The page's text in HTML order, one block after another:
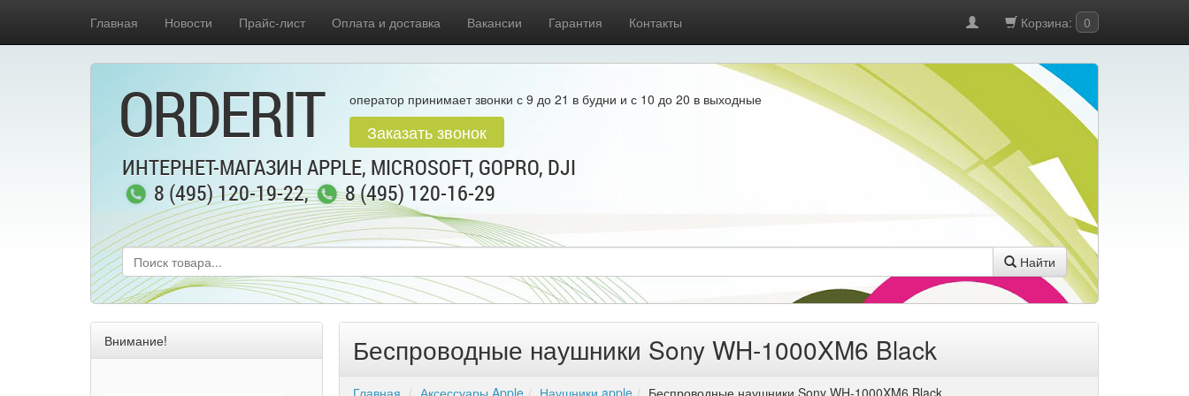
Главная Новости Прайс-лист Оплата и доставка Вакансии Гарантия Контакты Корзина: 0
ORDERIT оператор принимает звонки с 9 до 21 в будни и с 10 до 20 в выходные
Заказать звонок
ИНТЕРНЕТ-МАГАЗИН APPLE, MICROSOFT, GOPRO, DJI
8 (495) 120-19-22, 8 (495) 120-16-29
Найти
Внимание! Беспроводные наушники Sony WH-1000XM6 Black
Главная Аксессуары Apple Наушники apple Беспроводные наушники Sony WH-1000XM6 Black